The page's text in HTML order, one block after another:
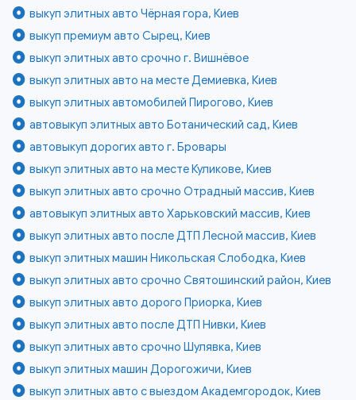
выкуп элитных авто Чёрная гора, Киев
выкуп премиум авто Сырец, Киев
выкуп элитных авто срочно г. Вишнёвое
выкуп элитных авто на месте Демиевка, Киев
выкуп элитных автомобилей Пирогово, Киев
автовыкуп элитных авто Ботанический сад, Киев
автовыкуп дорогих авто г. Бровары
выкуп элитных авто на месте Куликове, Киев
выкуп элитных авто срочно Отрадный массив, Киев
автовыкуп элитных авто Харьковский массив, Киев
выкуп элитных авто после ДТП Лесной массив, Киев
выкуп элитных машин Никольская Слободка, Киев
выкуп элитных авто срочно Святошинский район, Киев
выкуп элитных авто дорого Приорка, Киев
выкуп элитных авто после ДТП Нивки, Киев
выкуп элитных авто срочно Шулявка, Киев
выкуп элитных машин Дорогожичи, Киев
выкуп элитных авто с выездом Академгородок, Киев